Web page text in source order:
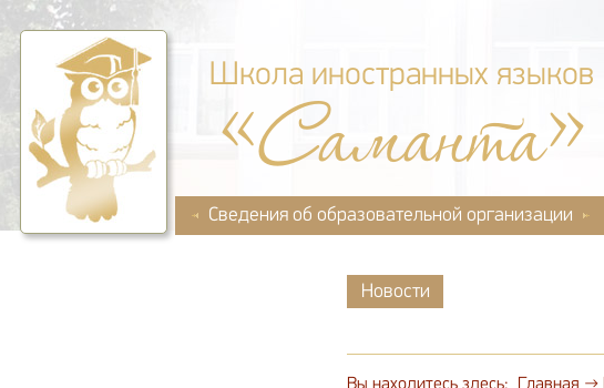
Школа иностранных языков
«Саманта»
Сведения об образовательной организации
Новости